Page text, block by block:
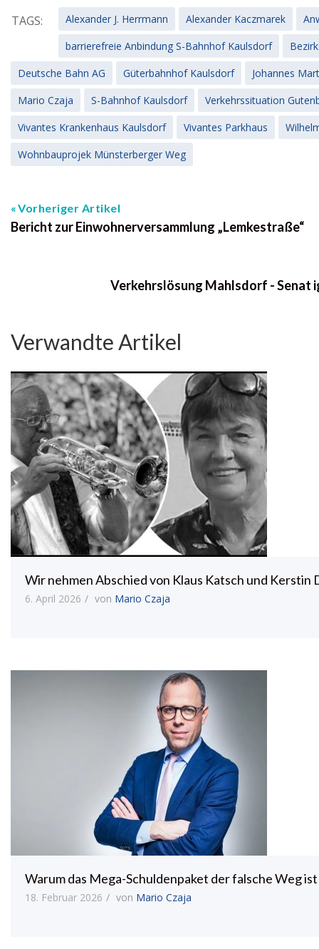
TAGS: Alexander J. Herrmann Alexander Kaczmarek
barrierefreie Anbindung S-Bahnhof Kaulsdorf
Deutsche Bahn AG
Güterbahnhof Kaulsdorf
Johannes
Mario Czaja
S-Bahnhof Kaulsdorf
Verkehrssituation
Vivantes Krankenhaus Kaulsdorf
Vivantes Parkhaus
Wohnbauprojek Münsterberger Weg
Vorheriger Artikel
Bericht zur Einwohnerversammlung „Lemkestraße“
Verkehrslösung Mahlsdorf - Senat
Verwandte Artikel
Wir nehmen Abschied von Klaus Katsch und Kerstin
6. April 2026 von Mario Czaja
Warum das Mega-Schuldenpaket der falsche Weg ist
18. Februar 2026 von Mario Czaja